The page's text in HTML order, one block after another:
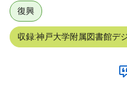
復興
収録:神戸大学附属図書館デ